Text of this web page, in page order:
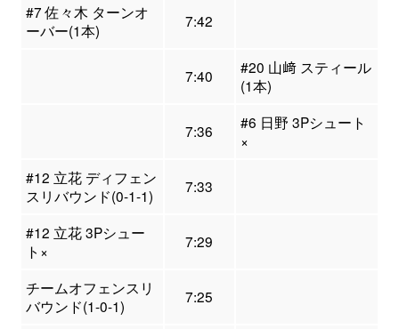
#7 佐々木 ターンオ
ーバー(1本)
7:42
7:40
#20 山﨑 スティール
(1本)
7:36
#6 日野 3Pシュート
×
#12 立花 ディフェン
スリバウンド(0-1-1)
7:33
#12 立花 3Pシュー
ト×
7:29
チームオフェンスリ
バウンド(1-0-1)
7:25